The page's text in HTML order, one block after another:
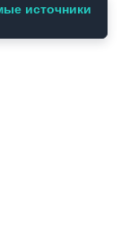
источники